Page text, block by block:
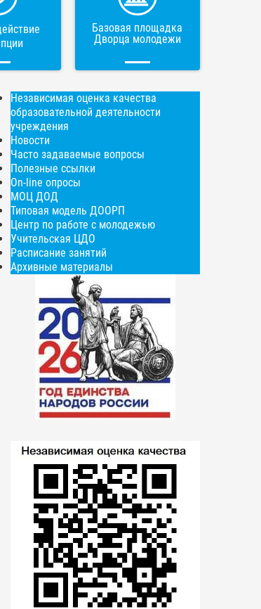
Базовая площадка
Дворца молодежи
Независимая оценка качества
образовательной деятельности
учреждения
Новости
Часто задаваемые вопросы
Полезные ссылки
On-line опросы
МОЦ ДОД
Типовая модель ДООРП
Центр по работе с молодежью
Учительская ЦДО
Расписание занятий
Архивные материалы